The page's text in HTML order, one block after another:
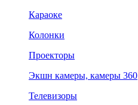
Караоке
Колонки
Проекторы
Экшн камеры, камеры 360
Телевизоры